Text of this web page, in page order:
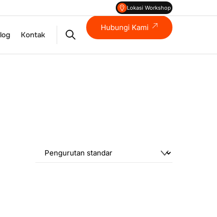
Lokasi Workshop
Search
Kontak
Hubungi Kami